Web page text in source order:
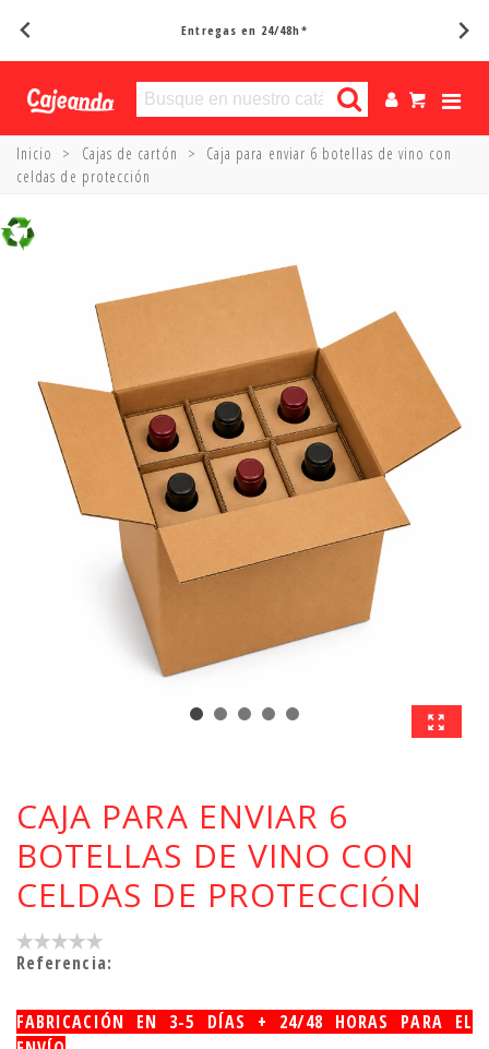
Entregas en 24/48h*
Inicio > Cajas de cartón >
Caja para enviar 6 botellas de vino con
celdas de protección
CAJA PARA ENVIAR 6
BOTELLAS DE VINO CON
CELDAS DE PROTECCIÓN
Referencia:
FABRICACIÓN EN 3-5 DÍAS + 24/48 HORAS PARA EL